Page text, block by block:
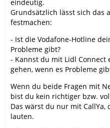
eindeutig.
Grundsätzlich lässt sich das
festmachen:
- Ist die Vodafone-Hotline
Probleme gibt?
- Kannst du mit Lidl Connect
gehen, wenn es Probleme
Wenn du beide Fragen mit
bist du kein richtiger bzw.
Das wärst du nur mit CallYa,
lauten.